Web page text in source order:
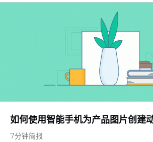
如何使用智能手机为产品图片创建
7分钟简报